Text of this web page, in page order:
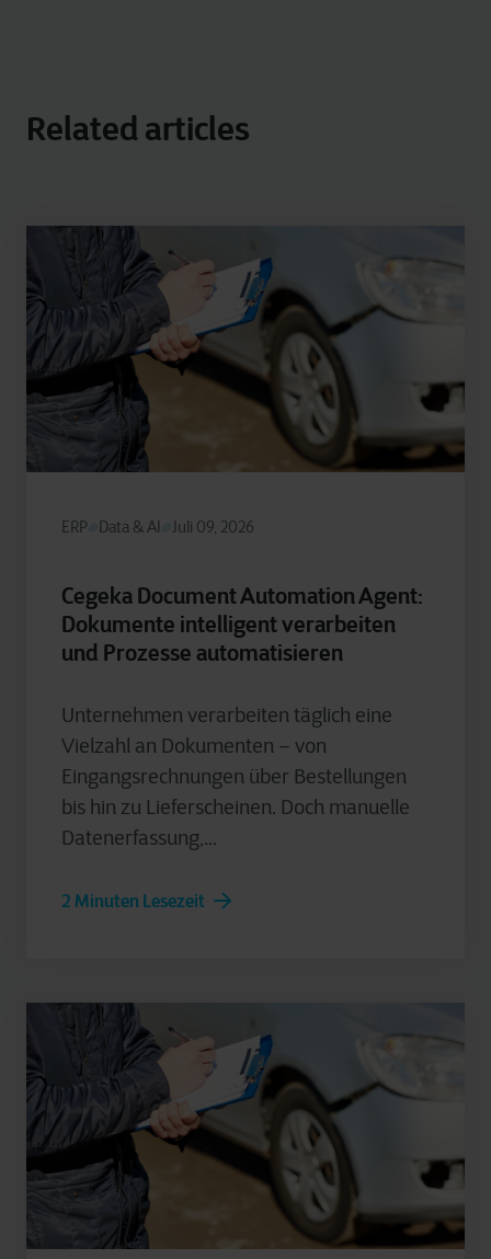
Related articles
ERP Data & AI Juli 09, 2026
Cegeka Document Automation Agent:
Dokumente intelligent verarbeiten
und Prozesse automatisieren
Unternehmen verarbeiten täglich eine
Vielzahl an Dokumenten – von
Eingangsrechnungen über Bestellungen
bis hin zu Lieferscheinen. Doch manuelle
Datenerfassung,...
2 Minuten Lesezeit